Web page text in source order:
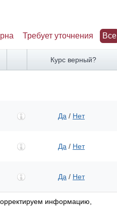
Требует уточнения Все
Курс верный?
Да / Нет
Да / Нет
Да / Нет
информацию,